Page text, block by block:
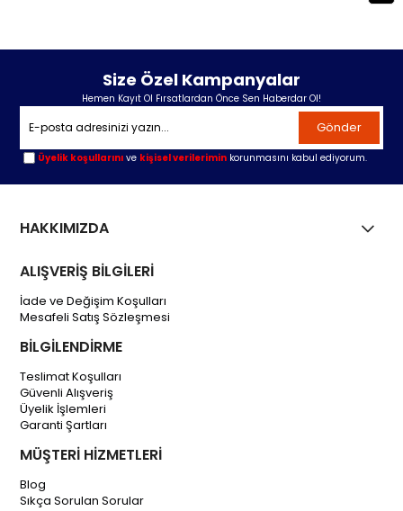
Size Özel Kampanyalar
Hemen Kayıt Ol Fırsatlardan Önce Sen Haberdar Ol!
Gönder
Üyelik koşullarını ve kişisel verilerimin korunmasını kabul ediyorum.
HAKKIMIZDA
ALIŞVERİŞ BİLGİLERİ
İade ve Değişim Koşulları
Mesafeli Satış Sözleşmesi
BİLGİLENDİRME
Teslimat Koşulları
Güvenli Alışveriş
Üyelik İşlemleri
Garanti Şartları
MÜŞTERİ HİZMETLERİ
Blog
Sıkça Sorulan Sorular